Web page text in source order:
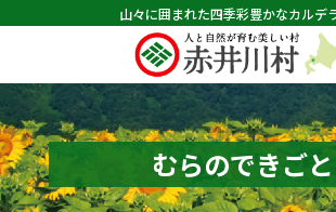
山々に囲まれた四季彩豊かなカルデ
ホーム
むらのできごと
むらのプロフィール
むらのできごと